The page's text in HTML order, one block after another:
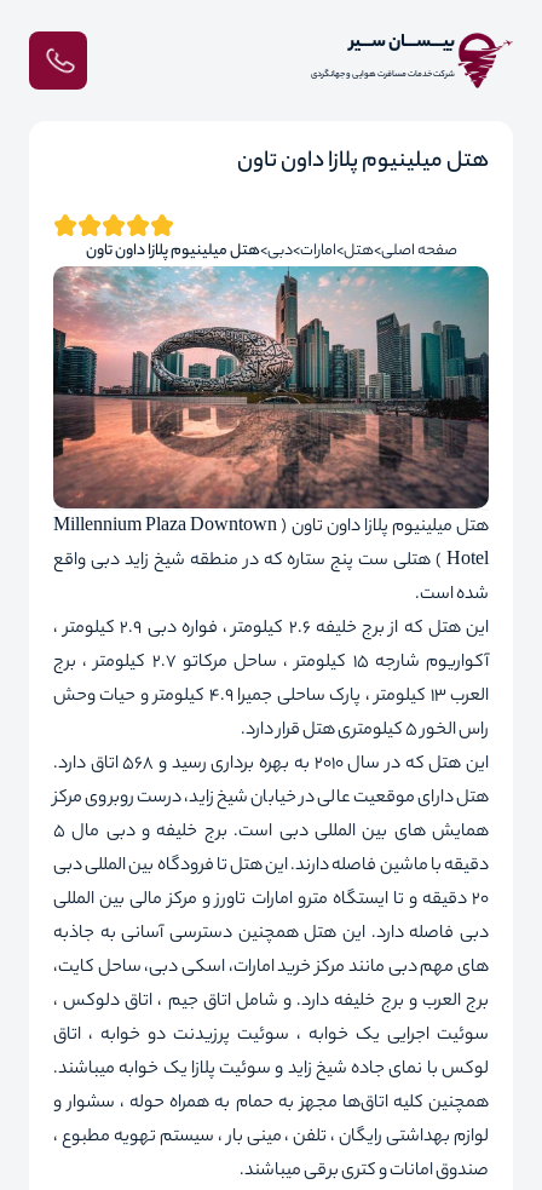
بیـــســـان ســـیر
شرکت خدمات مسافرت هوایی و جهانگردی
هتل میلینیوم پلازا داون تاون
صفحه اصلی هتل امارات دبی هتل میلینیوم پلازا داون تاون
هتل میلینیوم پلازا داون تاون ( Millennium Plaza Downtown
Hotel ) هتلی ست پنج ستاره که در منطقه شیخ زاید دبی واقع
شده است.
این هتل که از برج خلیفه 2.6 کیلومتر ، فواره دبی 2.9 کیلومتر ،
آکواریوم شارجه 15 کیلومتر ، ساحل مرکاتو 2.7 کیلومتر ، برج
العرب 13 کیلومتر ، پارک ساحلی جمیرا 4.9 کیلومتر و حیات وحش
راس الخور 5 کیلومتری هتل قرار دارد.
این هتل که در سال 2010 به بهره برداری رسید و 568 اتاق دارد.
هتل دارای موقعیت عالی در خیابان شیخ زاید، درست روبروی مرکز
همایش های بین المللی دبی است. برج خلیفه و دبی مال 5
دقیقه با ماشین فاصله دارند. این هتل تا فرودگاه بین المللی دبی
20 دقیقه و تا ایستگاه مترو امارات تاورز و مرکز مالی بین المللی
دبی فاصله دارد. این هتل همچنین دسترسی آسانی به جاذبه
های مهم دبی مانند مرکز خرید امارات، اسکی دبی، ساحل کایت،
برج العرب و برج خلیفه دارد. و شامل اتاق جیم ، اتاق دلوکس ،
سوئیت اجرایی یک خوابه ، سوئیت پرزیدنت دو خوابه ، اتاق
لوکس با نمای جاده شیخ زاید و سوئیت پلازا یک خوابه میباشند.
همچنین کلیه اتاق‌ها مجهز به حمام به همراه حوله ، سشوار و
لوازم بهداشتی رایگان ، تلفن ، مینی بار ، سیستم تهویه مطبوع ،
صندوق امانات و کتری برقی میباشند.